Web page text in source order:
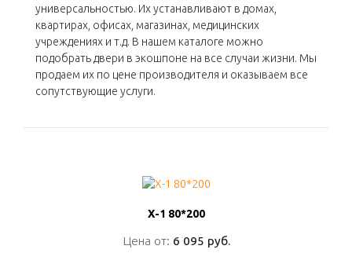
универсальностью. Их устанавливают в домах,
квартирах, офисах, магазинах, медицинских
учреждениях и т.д. В нашем каталоге можно
подобрать двери в экошпоне на все случаи жизни. Мы
продаем их по цене производителя и оказываем все
сопутствующие услуги.
Х-1 80*200
Цена от: 6 095 руб.
Х-1 80*200
Цена от: 6 095 руб.